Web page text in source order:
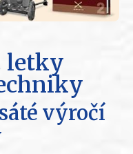
letky
výročí